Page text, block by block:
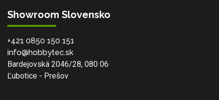
Showroom Slovensko
+421 0850 150 151
info@hobbytec.sk
Bardejovská 2046/28, 080 06
Ľubotice - Prešov